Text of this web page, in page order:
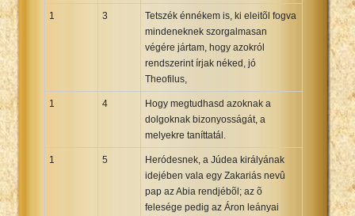
Tagalog 1905
Tagalog John and James
Ukrainian Bible
Vietnamese 1934 Bible
Xhosa Bible
1 3
Tetszék énnékem is, ki eleitõl fogva
mindeneknek szorgalmasan
végére jártam, hogy azokról
rendszerint írjak néked, jó
Theofilus,
1 4
Hogy megtudhasd azoknak a
dolgoknak bizonyosságát, a
melyekre taníttatál.
1 5
Heródesnek, a Júdea királyának
idejében vala egy Zakariás nevû
pap az Abia rendjébõl; az õ
felesége pedig az Áron leányai